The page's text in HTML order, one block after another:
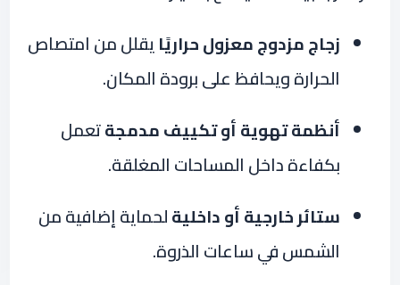
زجاج مزدوج معزول حراريًايقلل من امتصاص
الحرارة ويحافظ على برودة المكان.
أنظمة تهوية أو تكييف مدمجةتعمل
بكفاءة داخل المساحات المغلقة.
ستائر خارجية أو داخليةلحماية إضافية من
الشمس في ساعات الذروة.